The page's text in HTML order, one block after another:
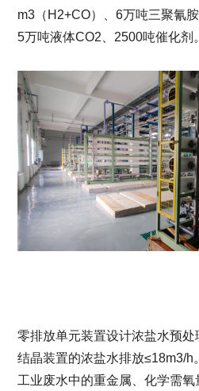
m3（H2+CO）、6万吨三聚氰
5万吨液体CO2、2500吨催化剂。
零排放单元装置设计浓盐水预
结晶装置的浓盐水排放≤18m3/
工业废水中的重金属、化学需